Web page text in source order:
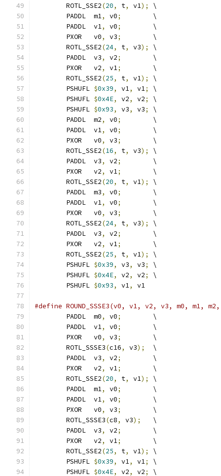
	ROTL_SSE2
(20, t, v1);
\
	PADDL  m1
, v0;
        \
	PADDL  v1
, v0;
        \
	PXOR   v0
, v3;
        \
	ROTL_SSE2
(24, t, v3);
\
	PADDL  v3
, v2;
        \
	PXOR   v2
, v1;
        \
	ROTL_SSE2
(25, t, v1);
\
	PSHUFL
$0x39, v1, v1;
\
	PSHUFL
$0x4E, v2, v2;
\
	PSHUFL
$0x93, v3, v3;
\
	PADDL  m2
, v0;
        \
	PADDL  v1
, v0;
        \
	PXOR   v0
, v3;
        \
	ROTL_SSE2
(16, t, v3);
\
	PADDL  v3
, v2;
        \
	PXOR   v2
, v1;
        \
	ROTL_SSE2
(20, t, v1);
\
	PADDL  m3
, v0;
        \
	PADDL  v1
, v0;
        \
	PXOR   v0
, v3;
        \
	ROTL_SSE2
(24, t, v3);
\
	PADDL  v3
, v2;
        \
	PXOR   v2
, v1;
        \
	ROTL_SSE2
(25, t, v1);
\
	PSHUFL
$0x39, v3, v3;
\
	PSHUFL
$0x4E, v2, v2;
\
	PSHUFL
$0x93, v1, v1
#define ROUND_SSSE3(v0, v1, v2, v3, m0, m1,
	PADDL  m0
, v0;
        \
	PADDL  v1
, v0;
        \
	PXOR   v0
, v3;
        \
	ROTL_SSSE3
(c16, v3);
  \
	PADDL  v3
, v2;
        \
	PXOR   v2
, v1;
        \
	ROTL_SSE2
(20, t, v1);
\
	PADDL  m1
, v0;
        \
	PADDL  v1
, v0;
        \
	PXOR   v0
, v3;
        \
	ROTL_SSSE3
(c8, v3);
   \
	PADDL  v3
, v2;
        \
	PXOR   v2
, v1;
        \
	ROTL_SSE2
(25, t, v1);
\
	PSHUFL
$0x39, v1, v1;
\
	PSHUFL
$0x4E, v2, v2;
\